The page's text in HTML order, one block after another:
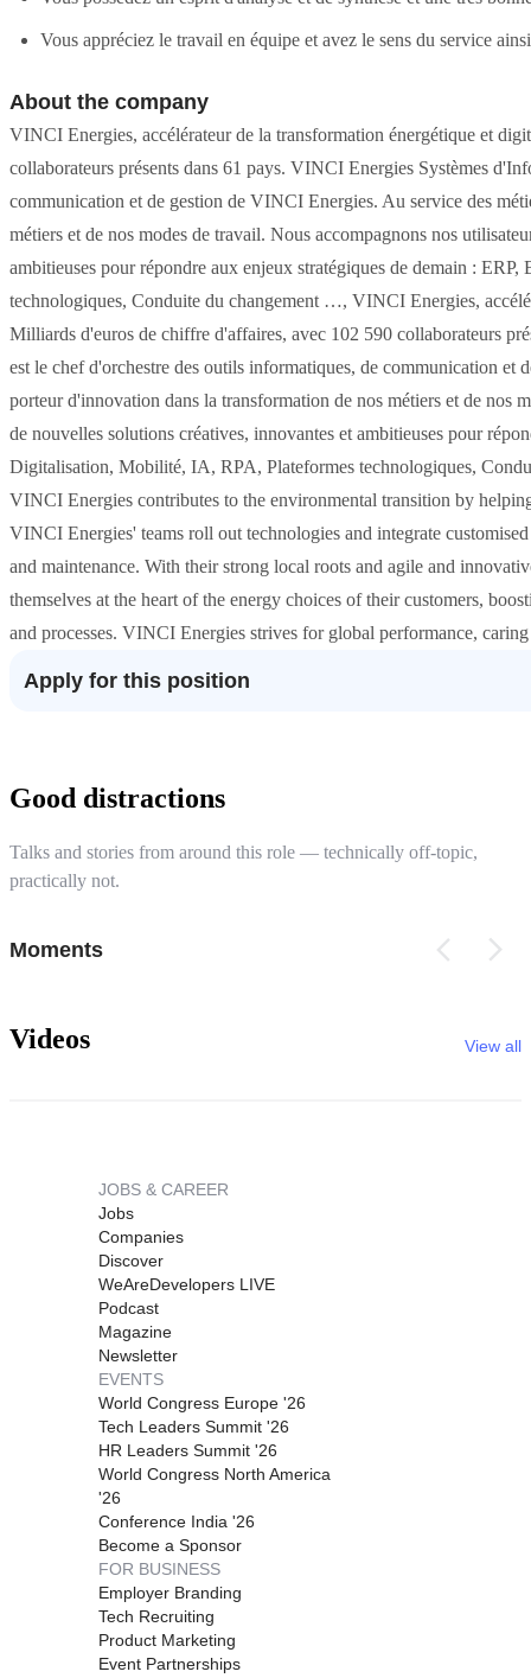
Vous appréciez le travail en équipe et avez le sens du service
About the company
VINCI Energies, accélérateur de la transformation énergétique et
collaborateurs présents dans 61 pays. VINCI Energies Systèmes
communication et de gestion de VINCI Energies. Au service des
métiers et de nos modes de travail. Nous accompagnons nos
ambitieuses pour répondre aux enjeux stratégiques de demain :
technologiques, Conduite du changement …, VINCI Energies,
Milliards d'euros de chiffre d'affaires, avec 102 590 collaborateurs
est le chef d'orchestre des outils informatiques, de communication
porteur d'innovation dans la transformation de nos métiers et de nos
de nouvelles solutions créatives, innovantes et ambitieuses pour
Digitalisation, Mobilité, IA, RPA, Plateformes technologiques,
VINCI Energies contributes to the environmental transition by
VINCI Energies' teams roll out technologies and integrate
and maintenance. With their strong local roots and agile and
themselves at the heart of the energy choices of their customers,
and processes. VINCI Energies strives for global performance,
Apply for this position
Good distractions
Talks and stories from around this role — technically off-topic,
practically not.
Moments
Videos View all
JOBS & CAREER
Jobs
Companies
Discover
WeAreDevelopers LIVE
Podcast
Magazine
Newsletter
EVENTS
World Congress Europe '26
Tech Leaders Summit '26
HR Leaders Summit '26
World Congress North America
'26
Conference India '26
Become a Sponsor
FOR BUSINESS
Employer Branding
Tech Recruiting
Product Marketing
Event Partnerships